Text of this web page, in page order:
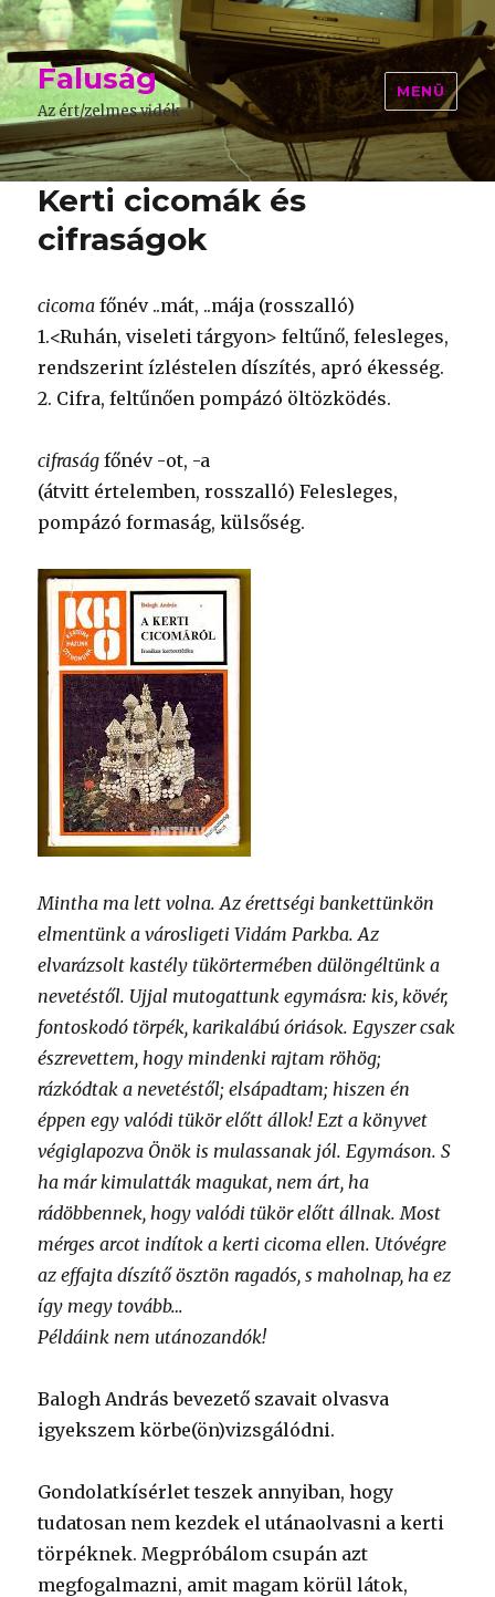
Faluság
Az ért/zelmes vidék
MENÜ
Kerti cicomák és
cifraságok
cicoma főnév ..mát, ..mája (rosszalló)
1.<Ruhán, viseleti tárgyon> feltűnő, felesleges,
rendszerint ízléstelen díszítés, apró ékesség.
2. Cifra, feltűnően pompázó öltözködés.
cifraság főnév -ot, -a
(átvitt értelemben, rosszalló) Felesleges,
pompázó formaság, külsőség.
Mintha ma lett volna. Az érettségi bankettünkön
elmentünk a városligeti Vidám Parkba. Az
elvarázsolt kastély tükörtermében dülöngéltünk a
nevetéstől. Ujjal mutogattunk egymásra: kis, kövér,
fontoskodó törpék, karikalábú óriások. Egyszer csak
észrevettem, hogy mindenki rajtam röhög;
rázkódtak a nevetéstől; elsápadtam; hiszen én
éppen egy valódi tükör előtt állok! Ezt a könyvet
végiglapozva Önök is mulassanak jól. Egymáson. S
ha már kimulatták magukat, nem árt, ha
rádöbbennek, hogy valódi tükör előtt állnak. Most
mérges arcot indítok a kerti cicoma ellen. Utóvégre
az effajta díszítő ösztön ragadós, s maholnap, ha ez
így megy tovább…
Példáink nem utánozandók!
Balogh András bevezető szavait olvasva
igyekszem körbe(ön)vizsgálódni.
Gondolatkísérlet teszek annyiban, hogy
tudatosan nem kezdek el utánaolvasni a kerti
törpéknek. Megpróbálom csupán azt
megfogalmazni, amit magam körül látok,